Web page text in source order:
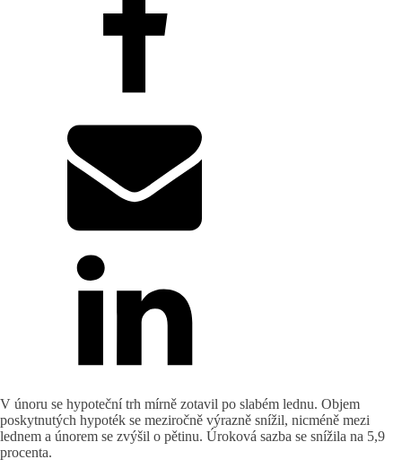
V únoru se hypoteční trh mírně zotavil po slabém lednu. Objem
poskytnutých hypoték se meziročně výrazně snížil, nicméně mezi
lednem a únorem se zvýšil o pětinu. Úroková sazba se snížila na 5,9
procenta.